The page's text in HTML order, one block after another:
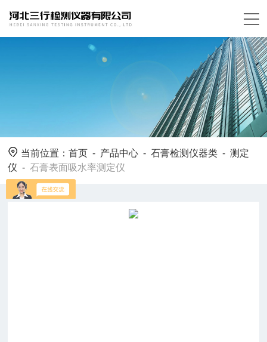
当前位置：首页 - 产品中心 -石膏检测仪器类 -测定
仪 -石膏表面吸水率测定仪